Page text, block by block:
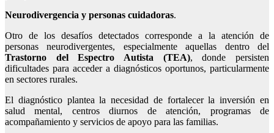
Neurodivergencia y personas cuidadoras.
Otro de los desafíos detectados corresponde a la atención de
personas neurodivergentes, especialmente aquellas dentro del
Trastorno del Espectro Autista (TEA), donde persisten
dificultades para acceder a diagnósticos oportunos, particularmente
en sectores rurales.
El diagnóstico plantea la necesidad de fortalecer la inversión en
salud mental, centros diurnos de atención, programas de
acompañamiento y servicios de apoyo para las familias.